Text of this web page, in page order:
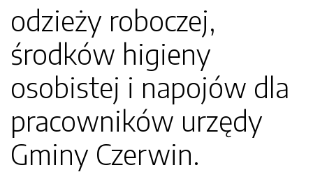
odzieży roboczej,
środków higieny
osobistej i napojów dla
pracowników urzędy
Gminy Czerwin.